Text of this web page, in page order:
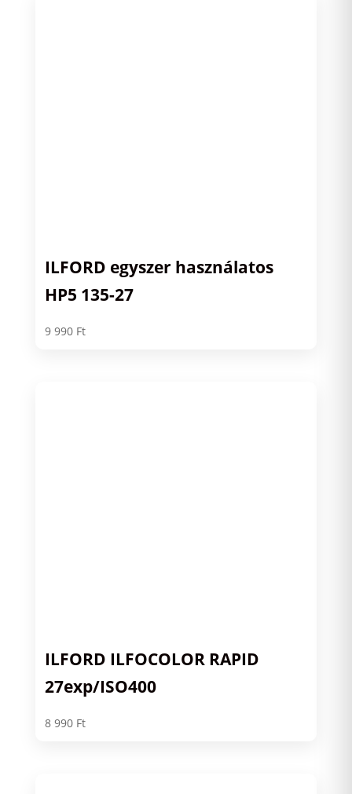
ILFORD egyszer használatos
HP5 135-27
9 990 Ft
ILFORD ILFOCOLOR RAPID
27exp/ISO400
8 990 Ft